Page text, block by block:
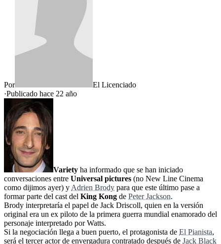
Por
El Licenciado
·Publicado hace 22 año
Variety ha informado que se han iniciado
conversaciones entre Universal pictures (no New Line Cinema
como dijimos ayer) y Adrien Brody para que este último pase a
formar parte del cast del King Kong de Peter Jackson.
Brody interpretaría el papel de Jack Driscoll, quien en la versión
original era un ex piloto de la primera guerra mundial enamorado del
personaje interpretado por Watts.
Si la negociación llega a buen puerto, el protagonista de El Pianista,
será el tercer actor de envergadura contratado después de Jack Black